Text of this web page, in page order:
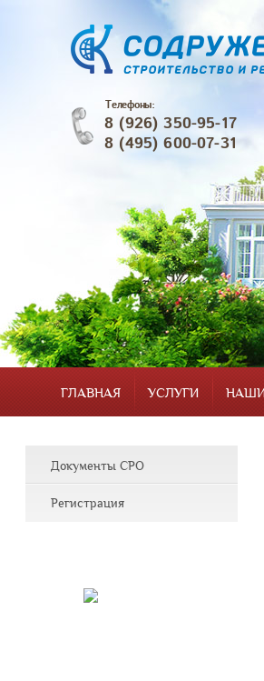
Телефоны:
8 (926) 350-95-17
8 (495) 600-07-31
ГЛАВНАЯ УСЛУГИ
Документы СРО
Регистрация